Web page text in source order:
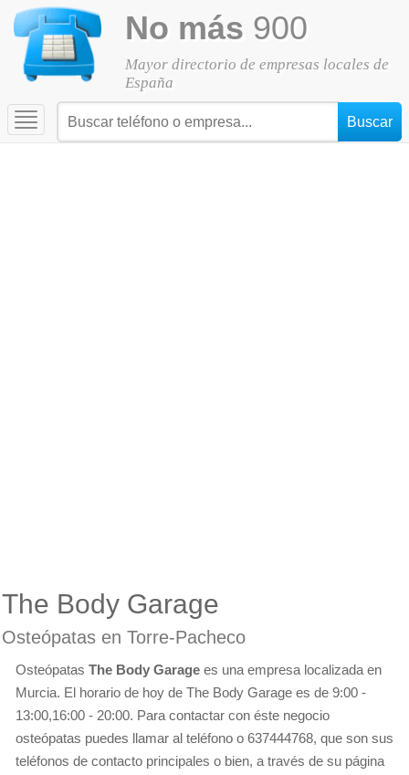
No más 900
Mayor directorio de empresas locales de
España
Toggle
navigation
The Body Garage
Osteópatas en Torre-Pacheco
Osteópatas The Body Garage es una empresa localizada en
Murcia. El horario de hoy de The Body Garage es de 9:00 -
13:00,16:00 - 20:00. Para contactar con éste negocio
osteópatas puedes llamar al teléfono o 637444768, que son sus
teléfonos de contacto principales o bien, a través de su página